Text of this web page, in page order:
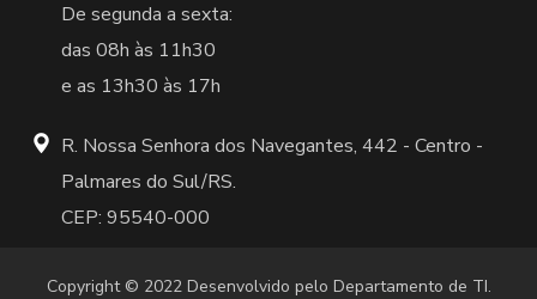
De segunda a sexta:
das 08h às 11h30
e as 13h30 às 17h
R. Nossa Senhora dos Navegantes, 442 - Centro -
Palmares do Sul/RS.
CEP: 95540-000
Copyright © 2022 Desenvolvido pelo Departamento de TI.